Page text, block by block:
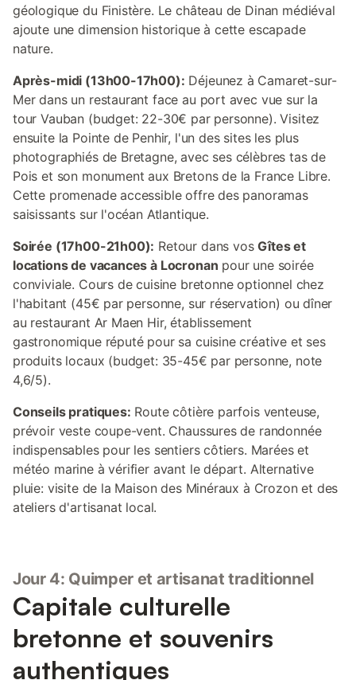
géologique du Finistère. Le château de Dinan médiéval
ajoute une dimension historique à cette escapade
nature.
Après-midi (13h00-17h00): Déjeunez à Camaret-sur-
Mer dans un restaurant face au port avec vue sur la
tour Vauban (budget: 22-30€ par personne). Visitez
ensuite la Pointe de Penhir, l'un des sites les plus
photographiés de Bretagne, avec ses célèbres tas de
Pois et son monument aux Bretons de la France Libre.
Cette promenade accessible offre des panoramas
saisissants sur l'océan Atlantique.
Soirée (17h00-21h00): Retour dans vosGîtes et
locations de vacances à Locronan pour une soirée
conviviale. Cours de cuisine bretonne optionnel chez
l'habitant (45€ par personne, sur réservation) ou dîner
au restaurant Ar Maen Hir, établissement
gastronomique réputé pour sa cuisine créative et ses
produits locaux (budget: 35-45€ par personne, note
4,6/5).
Conseils pratiques: Route côtière parfois venteuse,
prévoir veste coupe-vent. Chaussures de randonnée
indispensables pour les sentiers côtiers. Marées et
météo marine à vérifier avant le départ. Alternative
pluie: visite de la Maison des Minéraux à Crozon et des
ateliers d'artisanat local.
Jour 4: Quimper et artisanat traditionnel
Capitale culturelle
bretonne et souvenirs
authentiques